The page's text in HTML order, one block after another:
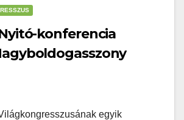
Nyitó-konferencia
egyik